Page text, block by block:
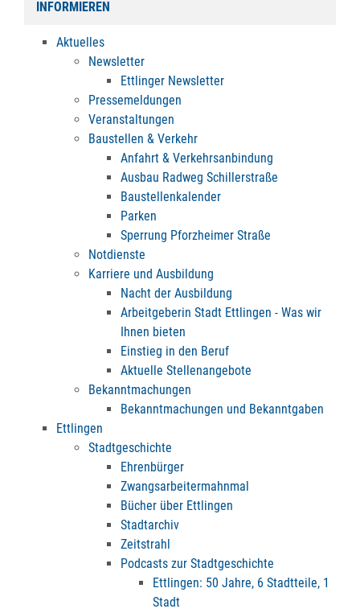
INFORMIEREN
Aktuelles
Newsletter
Ettlinger Newsletter
Pressemeldungen
Veranstaltungen
Baustellen & Verkehr
Anfahrt & Verkehrsanbindung
Ausbau Radweg Schillerstraße
Baustellenkalender
Parken
Sperrung Pforzheimer Straße
Notdienste
Karriere und Ausbildung
Nacht der Ausbildung
Arbeitgeberin Stadt Ettlingen - Was wir
Ihnen bieten
Einstieg in den Beruf
Aktuelle Stellenangebote
Bekanntmachungen
Bekanntmachungen und Bekanntgaben
Ettlingen
Stadtgeschichte
Ehrenbürger
Zwangsarbeitermahnmal
Bücher über Ettlingen
Stadtarchiv
Zeitstrahl
Podcasts zur Stadtgeschichte
Ettlingen: 50 Jahre, 6 Stadtteile, 1
Stadt